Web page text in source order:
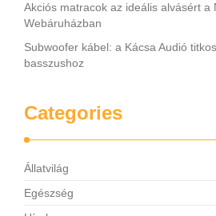
Akciós matracok az ideális alvásért a
Webáruházban
Subwoofer kábel: a Kácsa Audió
basszushoz
Categories
Állatvilág
Egészség